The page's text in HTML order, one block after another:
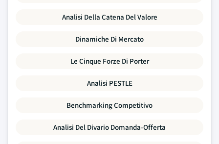
Analisi Della Catena Del Valore
Dinamiche Di Mercato
Le Cinque Forze Di Porter
Analisi PESTLE
Benchmarking Competitivo
Analisi Del Divario Domanda-Offerta